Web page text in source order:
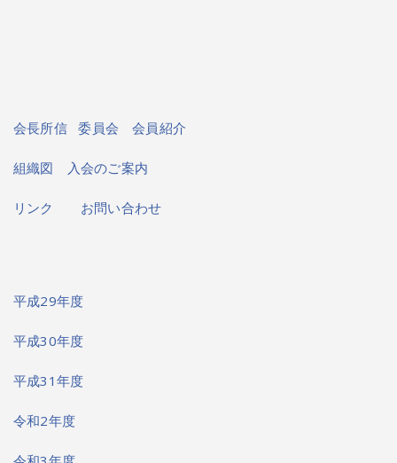
会長所信 委員会会員紹介
組織図 入会のご案内
リンク お問い合わせ
平成29年度
平成30年度
平成31年度
令和2年度